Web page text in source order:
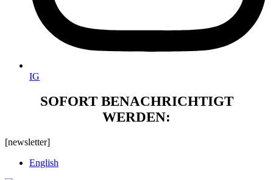
IG
SOFORT BENACHRICHTIGT
WERDEN:
[newsletter]
English